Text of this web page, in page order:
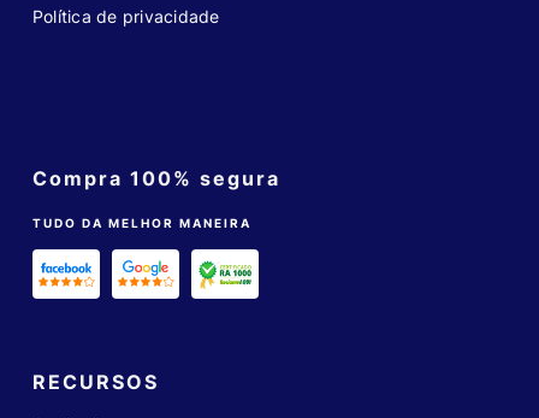
Política de privacidade
Compra 100% segura
TUDO DA MELHOR MANEIRA
RECURSOS